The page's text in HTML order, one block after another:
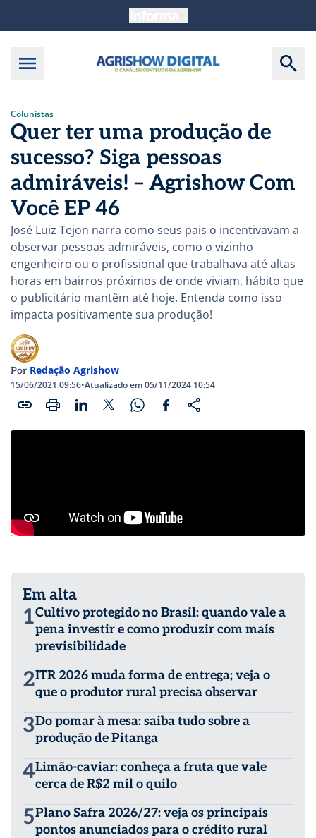
Colunistas
Quer ter uma produção de
sucesso? Siga pessoas
admiráveis! – Agrishow Com
Você EP 46
José Luiz Tejon narra como seus pais o incentivavam a
observar pessoas admiráveis, como o vizinho
engenheiro ou o profissional que trabalhava até altas
horas em bairros próximos de onde viviam, hábito que
o publicitário mantêm até hoje. Entenda como isso
impacta positivamente sua produção!
Por Redação Agrishow
15/06/2021 09:56•Atualizado em 05/11/2024 10:54
Em alta
1Cultivo protegido no Brasil: quando vale a
pena investir e como produzir com mais
previsibilidade
2ITR 2026 muda forma de entrega; veja o
que o produtor rural precisa observar
3Do pomar à mesa: saiba tudo sobre a
produção de Pitanga
4Limão-caviar: conheça a fruta que vale
cerca de R$2 mil o quilo
5Plano Safra 2026/27: veja os principais
pontos anunciados para o crédito rural